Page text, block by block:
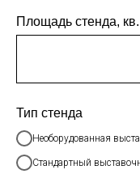
Площадь стенда,
Тип стенда
Необорудованная
Стандартный